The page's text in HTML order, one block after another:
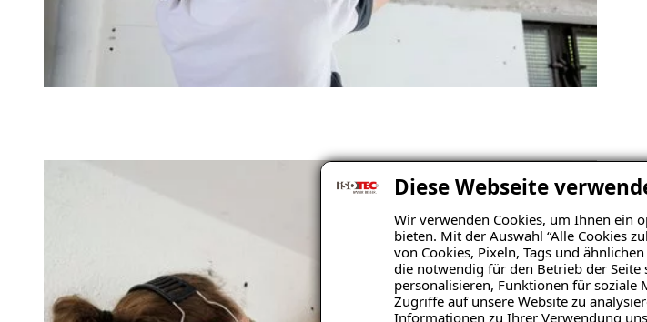
Diese Webseite
Wir verwenden Cookies, um Ihnen ein
bieten. Mit der Auswahl “Alle Cookies
von Cookies, Pixeln, Tags und
die notwendig für den Betrieb der
personalisieren, Funktionen für soziale
Zugriffe auf unsere Website zu
Informationen zu Ihrer Verwendung